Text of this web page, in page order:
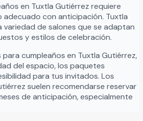
en Tuxtla Gutiérrez requiere
adecuado con anticipación. Tuxtla
variedad de salones que se adaptan
y estilos de celebración.
para cumpleaños en Tuxtla Gutiérrez,
del espacio, los paquetes
para tus invitados. Los
suelen recomendarse reservar
de anticipación, especialmente